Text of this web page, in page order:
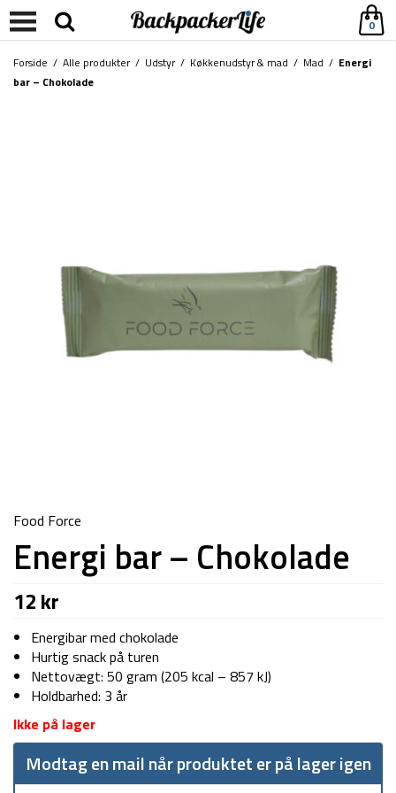
0
Forside / Alle produkter/ Udstyr/ Køkkenudstyr & mad / Mad / Energi
bar – Chokolade
Food Force
Energi bar – Chokolade
12kr
Energibar med chokolade
Hurtig snack på turen
Nettovægt: 50 gram (205 kcal – 857 kJ)
Holdbarhed: 3 år
Ikke på lager
Modtag en mail når produktet er på lager igen